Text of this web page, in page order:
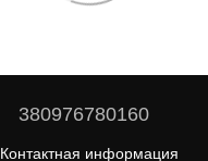
380976780160
Контактная информация